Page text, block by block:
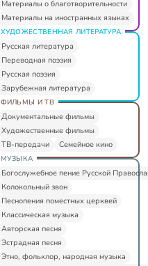
Материалы о благотворительности
Материалы на иностранных языках
ХУДОЖЕСТВЕННАЯ ЛИТЕРАТУРА
Русская литература
Переводная поэзия
Русская поэзия
Зарубежная литература
ФИЛЬМЫ И ТВ
Документальные фильмы
Художественные фильмы
ТВ-передачи
Семейное кино
МУЗЫКА
Богослужебное пение Русской
Колокольный звон
Песнопения поместных церквей
Классическая музыка
Авторская песня
Эстрадная песня
Этно, фольклор, народная музыка